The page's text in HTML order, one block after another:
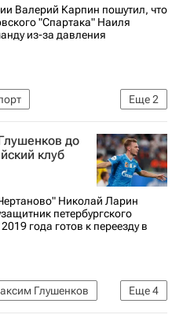
Валерий Карпин пошутил, что
"Спартака" Наиля
из-за давления
Еще2
Москва
до
клуб
Николай Ларин
петербургского
года готов к переезду в
Еще4
Глушенков
Оренбург